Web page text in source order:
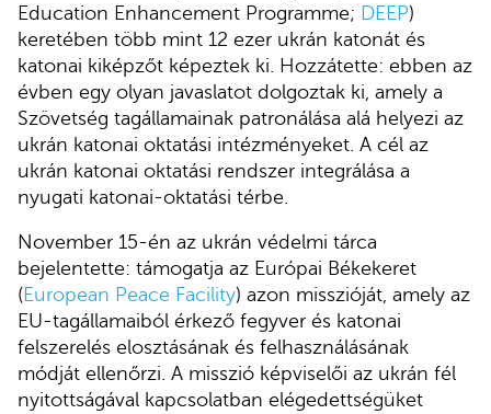
Education Enhancement Programme; DEEP)
keretében több mint 12 ezer ukrán katonát és
katonai kiképzőt képeztek ki. Hozzátette: ebben az
évben egy olyan javaslatot dolgoztak ki, amely a
Szövetség tagállamainak patronálása alá helyezi az
ukrán katonai oktatási intézményeket. A cél az
ukrán katonai oktatási rendszer integrálása a
nyugati katonai-oktatási térbe.
November 15-én az ukrán védelmi tárca
bejelentette: támogatja az Európai Békekeret
(European Peace Facility) azon misszióját, amely az
EU-tagállamaiból érkező fegyver és katonai
felszerelés elosztásának és felhasználásának
módját ellenőrzi. A misszió képviselői az ukrán fél
nyitottságával kapcsolatban elégedettségüket